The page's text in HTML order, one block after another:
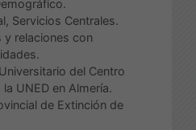
Servicios Centrales.
y relaciones con
del Centro
UNED en Almería.
de Extinción de